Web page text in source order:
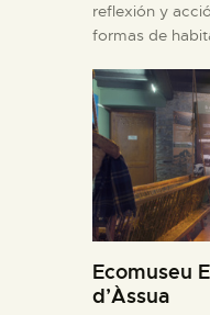
reflexión y
formas de
Ecomuseu
d’Àssua